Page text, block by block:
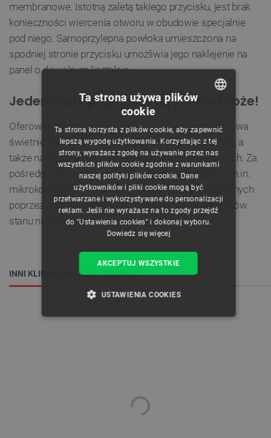
membranowe. Istotną zaletą takiego przycisku, jest brak
konieczności wiercenia otworu w obudowie specjalnie
pod niego. Samoprzylepna powłoka umieszczona na
spodniej stronie przycisku umożliwia jego naklejenie na
panel o dowolnym kształcie.
Jeden mały przycisk, który wiele może!
Oferowana jednoprzyciskowa klawiatura membranowa
świetnie się sprawdzi przy wykonywaniu prototypów, a
także narzędzi do prowadzenia testów funkcjonalnych. Za
pośrednictwem tego przycisku, możemy testować m.in.
mikrokontrolery i rozbudowane sieci układów logicznych
poprzez podawanie za jego pomocą krótkich impulsów
stanu niskiego lub wysokiego.
INNI KLIENCI OGLĄDALI RÓWNIEŻ:
CZECH
ENGLISH
GERMAN
Ta strona używa plików
cookie
Ta strona korzysta z plików cookie, aby zapewnić
lepszą wygodę użytkowania. Korzystając z tej
strony, wyrażasz zgodę na używanie przez nas
wszystkich plików cookie zgodnie z warunkami
naszej polityki plików cookie. Dane
użytkowników i pliki cookie mogą być
przetwarzane i wykorzystywane do personalizacji
reklam. Jeśli nie wyrażasz na to zgody przejdź
do "Ustawienia cookies" i dokonaj wyboru.
Dowiedz się więcej
AKCEPTUJ WSZYSTKIE
USTAWIENIA COOKIES